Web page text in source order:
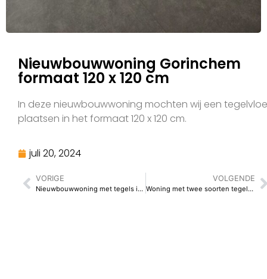
Nieuwbouwwoning Gorinchem
formaat 120 x 120 cm
In deze nieuwbouwwoning mochten wij een
plaatsen in het formaat 120 x 120 cm.
juli 20, 2024
VORIGE
Nieuwbouwwoning met tegels in het formaat 120 x 120 cm
VOLGENDE
Woning met twee soorten tegels formaat 80 x 80 cm